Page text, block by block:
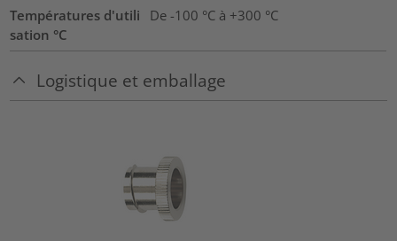
Températures d'utili
sation °C
De -100 °C à +300 °C
Logistique et emballage